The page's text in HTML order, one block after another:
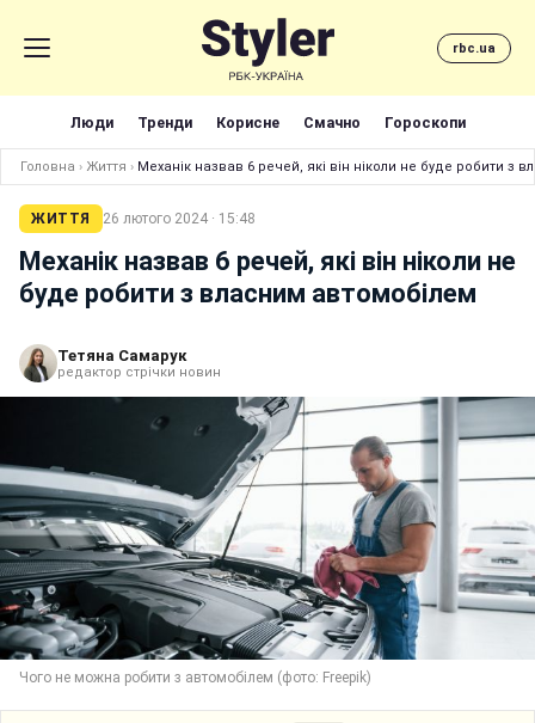
rbc.ua
Люди Тренди Корисне Смачно Гороскопи
Головна › Життя › Механік назвав 6 речей, які він ніколи не буде робити з
ЖИТТЯ 26 лютого 2024 · 15:48
Механік назвав 6 речей, які він ніколи не
буде робити з власним автомобілем
Тетяна Самарук
редактор стрічки новин
Чого не можна робити з автомобілем (фото: Freepik)